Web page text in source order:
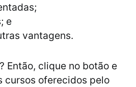
e
vantagens.
Então, clique no botão e
cursos oferecidos pelo